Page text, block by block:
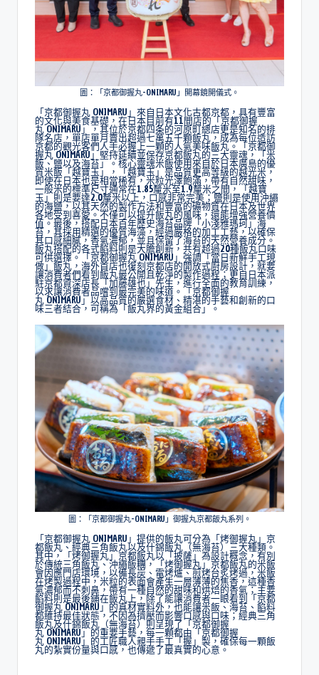
圖：「京都御握丸-ONIMARU」開幕鏡開儀式。
「京都御握丸 ONIMARU」來自日本文化古都京都，具有豐富
的文化與美食基礎，在日本目前有11間店的「京都御握
丸 ONIMARU」，其位於京都四条的河原町總店更是知名的排
隊名店，單店單月賣出超過七萬五千顆飯丸，成為每位造訪
京都的觀光客們人手必握上一顆的人氣美味飯丸。「京都御
握丸 ONIMARU」堅持延續並保存京都飯丸的三大靈魂，「米
飯、鹽以及海苔」。核心靈魂米飯使用來自於日本廣島的優
質米飯「越寶玉」，「越寶玉」是品質更高等級的越光米，
即使在日本也是相當稀有，米粒光澤飽滿，帶有自然甜味，
一般米的標準尺寸通常在1.85釐米至1.9釐米之間，「越寶
玉」則是要達2.0釐米以上，口感非常完美；鹽則是使用沖繩
的海鹽，以其天然的製作方法和豐富的礦物質在日本及世界
各地受到喜愛。不僅可以提升飯丸的風味，還能增強營養價
值。最後，搭配日本百年歷史海苔品牌「小淺雅瑪珂」海
苔，其採用精選的優質海藻，經過嚴格的加工工藝，以確保
其口感細膩，香氣濃郁，並且保留了海苔的天然營養成分。
飯丸搭配的各式餡料則是大膽創新，共有超過20種飯丸口味
可供選擇。「京都御握丸 ONIMARU」強調「當日新鮮手工現
做」飯丸，海外首店也復刻京都店的開放式廚房設計，就要
讓消費者們看到飯丸最公開且乾淨的製作過程；更自日本派
駐京都資深店長「加藤雄也」先生，進行全面的教育訓練，
以求讓消費者品嚐到最完美的味道。「京都御握
丸 ONIMARU」以高品質的嚴選食材、精湛的手藝和創新的口
味三者結合，可稱為「飯丸界的黃金組合」。
圖：「京都御握丸-ONIMARU」御握丸京都飯丸系列。
「京都御握丸 ONIMARU」提供的飯丸可分為「烤御握丸」京
都飯丸、經典三角飯丸以及什錦飯丸（無海苔）三大種類。
其中，「烤御握丸」京都飯丸以「披薩」為設計概念，有別
於傳統三角飯丸、沖繩飯糰，「烤御握丸」京都飯丸的米飯
會因應門店環境，以備長炭、電烤爐、煎烤台炙烤過，米飯
在烤製過程中，米粒的表面會產生一層薄薄的焦香，這種香
氣濃郁而不刺鼻，帶有一種自然的甜味和烘焙的香氣；主要
餡料則是最後鋪在飯丸上，除了能讓消費者一眼看到「京都
御握丸 ONIMARU」的真材實料外，也能讓米飯、海苔、餡料
都維持最佳狀態，不因為擠壓而影響口感與口味；經典三角
飯丸及什錦飯丸（無海苔）則呈現了「京都御握
丸 ONIMARU」的重要手藝，每一顆都由「京都御握
丸 ONIMARU」的工匠職人親手手工「握」製，確保每一顆飯
丸的紮實份量與口感，也傳遞了最真實的心意。